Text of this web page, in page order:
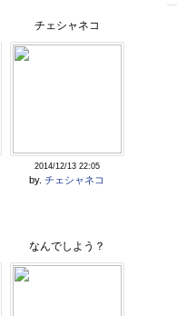
チェシャネコ
2014/12/13 22:05
by. チェシャネコ
なんでしよう？